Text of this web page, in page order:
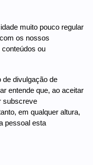
muito pouco regular
os nossos
ou
divulgação de
entende que, ao aceitar
subscreve
em qualquer altura,
pessoal esta